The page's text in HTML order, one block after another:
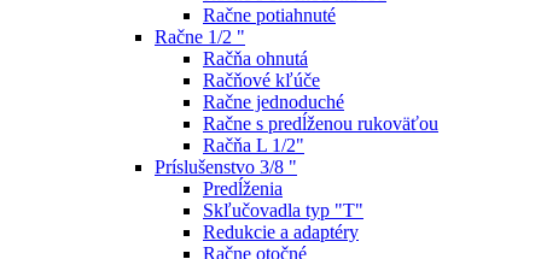
Račne potiahnuté
Račne 1/2 "
Račňa ohnutá
Račňové kľúče
Račne jednoduché
Račne s predĺženou rukoväťou
Račňa L 1/2"
Príslušenstvo 3/8 "
Predĺženia
Skľučovadla typ "T"
Redukcie a adaptéry
Račne otočné